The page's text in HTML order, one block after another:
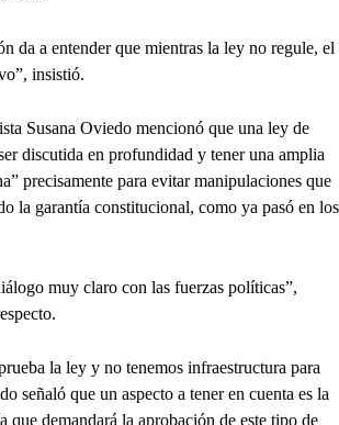
da a entender que mientras la ley no regule, el
insistió.
Susana Oviedo mencionó que una ley de
discutida en profundidad y tener una amplia
precisamente para evitar manipulaciones que
la garantía constitucional, como ya pasó en los
muy claro con las fuerzas políticas”,
la ley y no tenemos infraestructura para
señaló que un aspecto a tener en cuenta es la
que demandará la aprobación de este tipo de